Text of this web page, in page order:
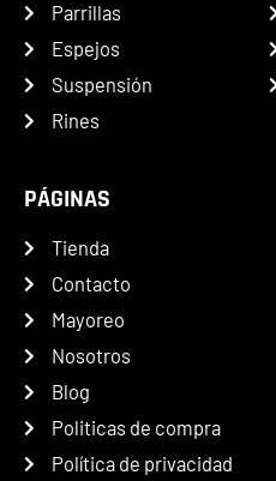
Parrillas
Espejos
Suspensión
Rines
PÁGINAS
Tienda
Contacto
Mayoreo
Nosotros
Blog
Politicas de compra
Política de privacidad